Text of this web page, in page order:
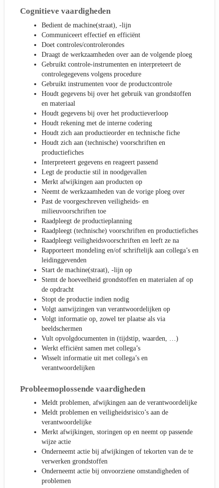
Cognitieve vaardigheden
Bedient de machine(straat), -lijn
Communiceert effectief en efficiënt
Doet controles/controlerondes
Draagt de werkzaamheden over aan de volgende ploeg
Gebruikt controle-instrumenten en interpreteert de
controlegegevens volgens procedure
Gebruikt instrumenten voor de productcontrole
Houdt gegevens bij over het gebruik van grondstoffen
en materiaal
Houdt gegevens bij over het productieverloop
Houdt rekening met de interne codering
Houdt zich aan productieorder en technische fiche
Houdt zich aan (technische) voorschriften en
productiefiches
Interpreteert gegevens en reageert passend
Legt de productie stil in noodgevallen
Merkt afwijkingen aan producten op
Neemt de werkzaamheden van de vorige ploeg over
Past de voorgeschreven veiligheids- en
milieuvoorschriften toe
Raadpleegt de productieplanning
Raadpleegt (technische) voorschriften en productiefiches
Raadpleegt veiligheidsvoorschriften en leeft ze na
Rapporteert mondeling en/of schriftelijk aan collega’s en
leidinggevenden
Start de machine(straat), -lijn op
Stemt de hoeveelheid grondstoffen en materialen af op
de opdracht
Stopt de productie indien nodig
Volgt aanwijzingen van verantwoordelijken op
Volgt informatie op, zowel ter plaatse als via
beeldschermen
Vult opvolgdocumenten in (tijdstip, waarden, …)
Werkt efficiënt samen met collega’s
Wisselt informatie uit met collega’s en
verantwoordelijken
Probleemoplossende vaardigheden
Meldt problemen, afwijkingen aan de verantwoordelijke
Meldt problemen en veiligheidsrisico’s aan de
verantwoordelijke
Merkt afwijkingen, storingen op en neemt op passende
wijze actie
Onderneemt actie bij afwijkingen of tekorten van de te
verwerken grondstoffen
Onderneemt actie bij onvoorziene omstandigheden of
problemen